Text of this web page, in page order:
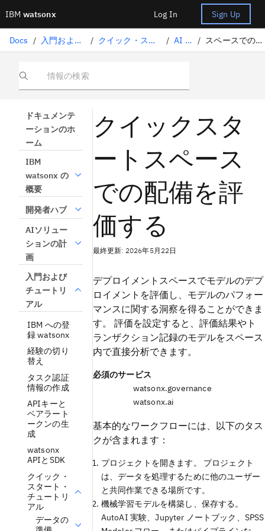
IBM watsonx Log In Sign Up
Docs / 入門およびチュートリアル / クイック・スタート・チュートリアル / AI の管理 / スペースでのデプロイメントの評価
情報の検索
ドキュメンテ
ーションのホ
ーム
IBM
watsonx の
概要
開発者ハブ
AIソリュー
ションの計
画
入門および
チュートリ
アル
IBM への登
録 watsonx
経験の切り
替え
タスク認証
情報の作成
APIキーと
ベアラート
ークンの生
成
watsonx
APIとSDK
クイック・
スタート・
チュートリ
アル
データの
クイックスタ
ートスペース
での配備を評
価する
最終更新: 2026年5月22日
デプロイメントスペースでモデルのデプ
ロイメントを評価し、モデルのパフォー
マンスに関する洞察を得ることができま
す。 評価を設定すると、評価結果やト
ランザクション記録のモデルをスペース
内で直接分析できます。
必須のサービス
watsonx.governance
watsonx.ai
基本的なワークフローには、以下のタス
クが含まれます：
プロジェクトを開きます。 プロジェクト
は、データを処理するために他のユーザー
と共同作業できる場所です。
機械学習モデルを構築し、保存する。
AutoAI 実験、Jupyter ノートブック、SPSS